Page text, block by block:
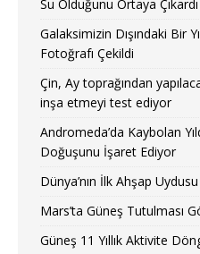
Su Olduğunu Ortaya Çıkardı
Galaksimizin Dışındaki Bir
Fotoğrafı Çekildi
Çin, Ay toprağından
inşa etmeyi test ediyor
Andromeda’da Kaybolan
Doğuşunu İşaret Ediyor
Dünya’nın İlk Ahşap Uydusu
Mars’ta Güneş Tutulması
Güneş 11 Yıllık Aktivite